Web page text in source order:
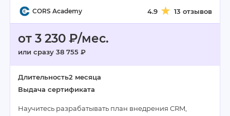
CORS Academy 4.9 13 отзывов
от 3 230 ₽/мес.
или сразу 38 755 ₽
Длительность2 месяца
Выдача сертификата
Научитесь разрабатывать план внедрения CRM,